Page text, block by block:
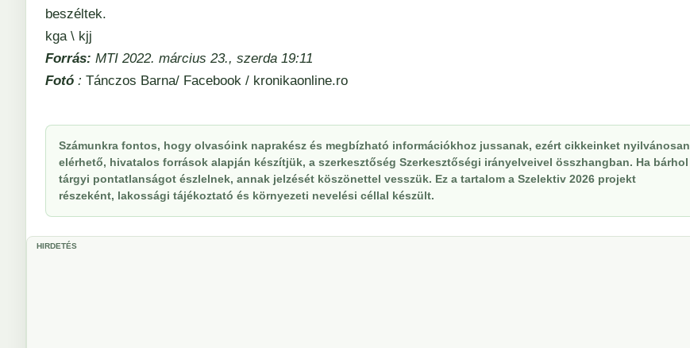
beszéltek.
kga \ kjj
Forrás: MTI 2022. március 23., szerda 19:11
Fotó : Tánczos Barna/ Facebook / kronikaonline.ro
Számunkra fontos, hogy olvasóink naprakész és megbízható információkhoz jussanak, ezért cikkeinket nyilvánosan
elérhető, hivatalos források alapján készítjük, a szerkesztőség Szerkesztőségi irányelveivel összhangban. Ha bárhol
tárgyi pontatlanságot észlelnek, annak jelzését köszönettel vesszük. Ez a tartalom a Szelektiv 2026 projekt
részeként, lakossági tájékoztató és környezeti nevelési céllal készült.
HIRDETÉS